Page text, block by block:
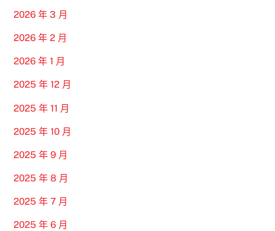
2026 年 3 月
2026 年 2 月
2026 年 1 月
2025 年 12 月
2025 年 11 月
2025 年 10 月
2025 年 9 月
2025 年 8 月
2025 年 7 月
2025 年 6 月